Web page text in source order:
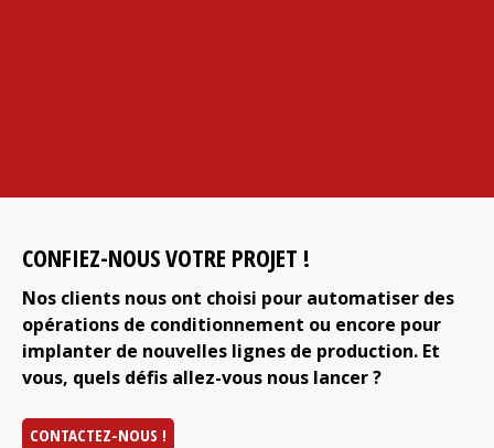
CONFIEZ-NOUS VOTRE PROJET !
Nos clients nous ont choisi pour automatiser des
opérations de conditionnement ou encore pour
implanter de nouvelles lignes de production. Et
vous, quels défis allez-vous nous lancer ?
CONTACTEZ-NOUS !